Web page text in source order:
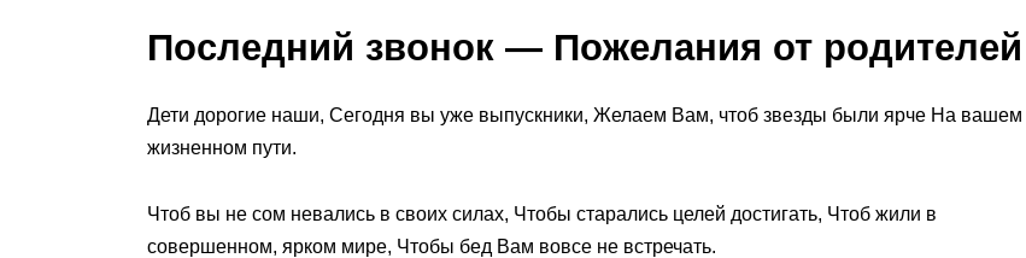
Последний звонок ― Пожелания от родителей
Дети дорогие наши, Сегодня вы уже выпускники, Желаем Вам, чтоб звезды были ярче На вашем
жизненном пути.
Чтоб вы не сом невались в своих силах, Чтобы старались целей достигать, Чтоб жили в
совершенном, ярком мире, Чтобы бед Вам вовсе не встречать.